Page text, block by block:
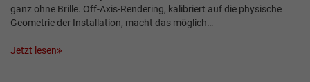
ganz ohne Brille. Off-Axis-Rendering, kalibriert auf die physische
Geometrie der Installation, macht das möglich…
Jetzt lesen